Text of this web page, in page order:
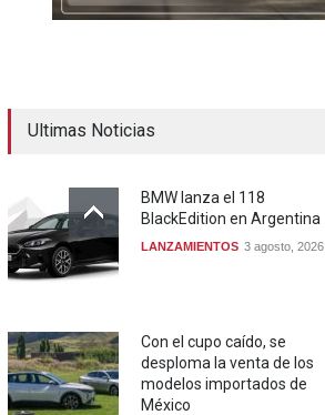
Ultimas Noticias
BMW lanza el 118
BlackEdition en Argentina
LANZAMIENTOS 3 agosto, 2026
Con el cupo caído, se
desploma la venta de los
modelos importados de
México